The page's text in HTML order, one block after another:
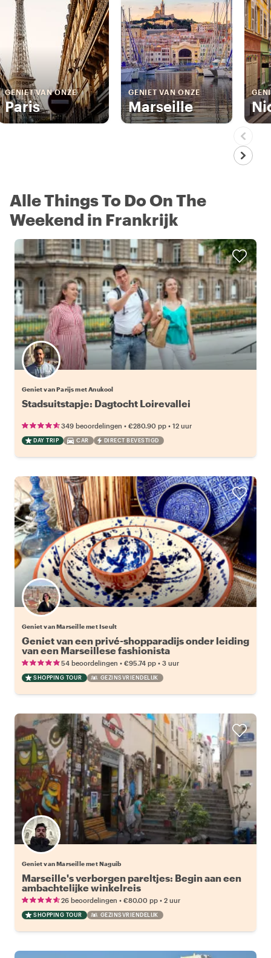
GENIET VAN ONZE
Paris
GENIET VAN ONZE
Marseille
Alle Things To Do On The
Weekend in Frankrijk
Geniet van Parijs met Anukool
Stadsuitstapje: Dagtocht Loirevallei
349 beoordelingen • €280.90 pp • 12 uur
DAY TRIP CAR DIRECT BEVESTIGD
Geniet van Marseille met Iseult
Geniet van een privé-shopparadijs onder leiding
van een Marseillese fashionista
54 beoordelingen • €95.74 pp • 3 uur
SHOPPING TOUR GEZINSVRIENDELIJK
Geniet van Marseille met Naguib
Marseille's verborgen pareltjes: Begin aan een
ambachtelijke winkelreis
26 beoordelingen • €80.00 pp • 2 uur
SHOPPING TOUR GEZINSVRIENDELIJK